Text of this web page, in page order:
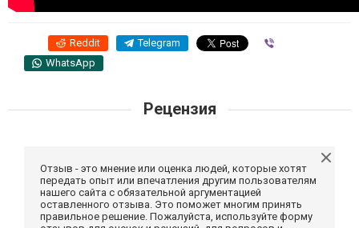
Reddit Telegram
WhatsApp
Рецензия
Отзыв - это мнение или оценка людей, которые хотят
передать опыт или впечатления другим пользователям
нашего сайта с обязательной аргументацией
оставленного отзыва. Это поможет многим принять
правильное решение. Пожалуйста, используйте форму